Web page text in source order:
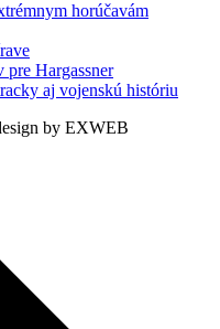
horúčavám
Hargassner
aj vojenskú históriu
by EXWEB